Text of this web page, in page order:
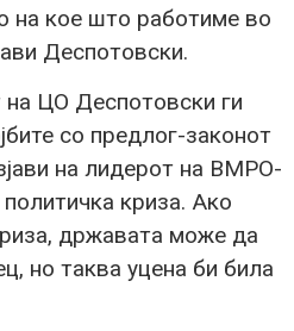
на кое што работиме во
Деспотовски.
на ЦО Деспотовски ги
со предлог-законот
на лидерот на ВМРО-
криза. Ако
државата може да
но таква уцена би била